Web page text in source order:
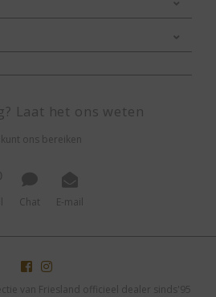
Laat het ons weten
kunt ons bereiken
Chat E-mail
van Friesland officieel dealer sinds'95